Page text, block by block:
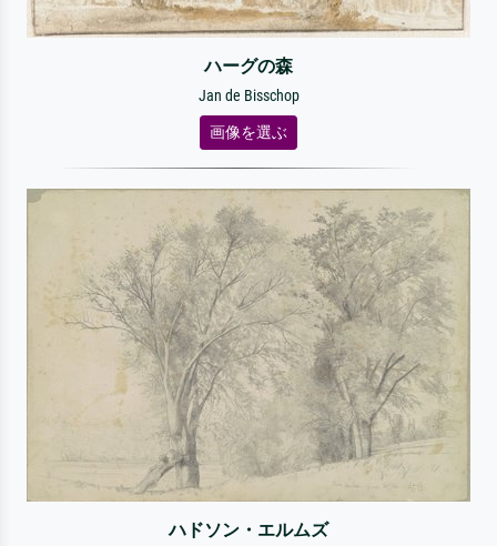
ハーグの森
Jan de Bisschop
画像を選ぶ
ハドソン・エルムズ